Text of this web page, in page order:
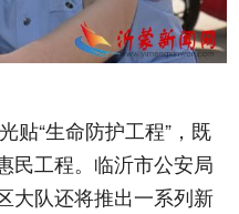
贴“生命防护工程”，既
民工程。临沂市公安局
大队还将推出一系列新